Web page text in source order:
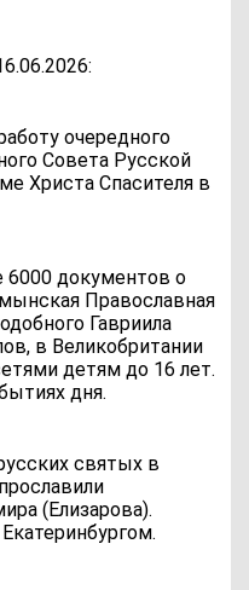
очередного
Совета Русской
Христа Спасителя в
6000 документов о
Православная
Гавриила
в Великобритании
детям до 16 лет.
дня.
святых в
(Елизарова).